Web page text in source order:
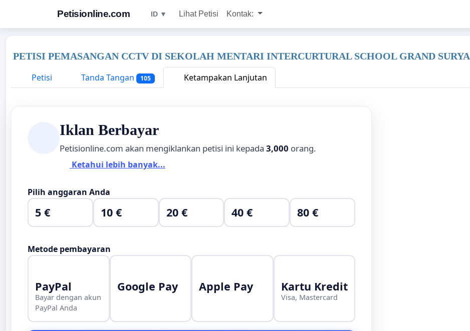
Petisionline.com ID ▼ Lihat Petisi Kontak:
PETISI PEMASANGAN CCTV DI SEKOLAH MENTARI INTERCURTURAL SCHOOL GRAND SURYA
Petisi
Tanda Tangan 105 Ketampakan Lanjutan
Iklan Berbayar
Petisionline.com akan mengiklankan petisi ini kepada 3,000 orang.
Ketahui lebih banyak...
Pilih anggaran Anda
5 € 10 € 20 € 40 € 80 €
Metode pembayaran
PayPal
Bayar dengan akun
PayPal Anda
Google Pay Apple Pay Kartu Kredit
Visa, Mastercard